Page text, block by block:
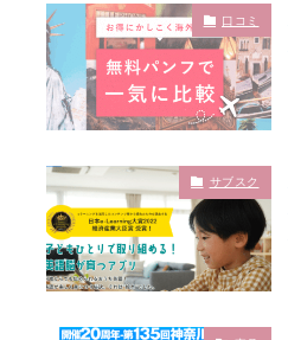
口コミ
サブスク